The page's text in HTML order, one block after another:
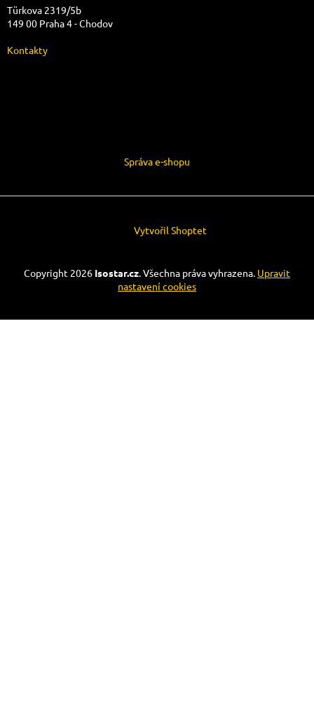
Türkova 2319/5b
149 00 Praha 4 - Chodov
Kontakty
Správa e-shopu
Vytvořil Shoptet
Copyright 2026 Isostar.cz. Všechna práva vyhrazena. Upravit
nastavení cookies